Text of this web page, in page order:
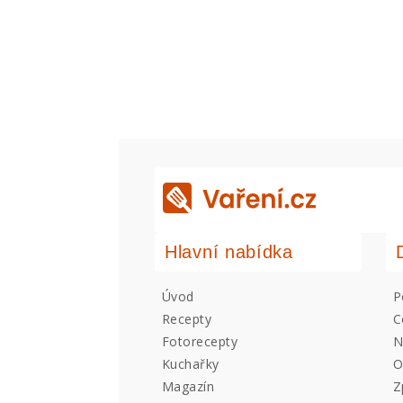
Hlavní nabídka
Úvod
Recepty
Fotorecepty
Kuchařky
Magazín